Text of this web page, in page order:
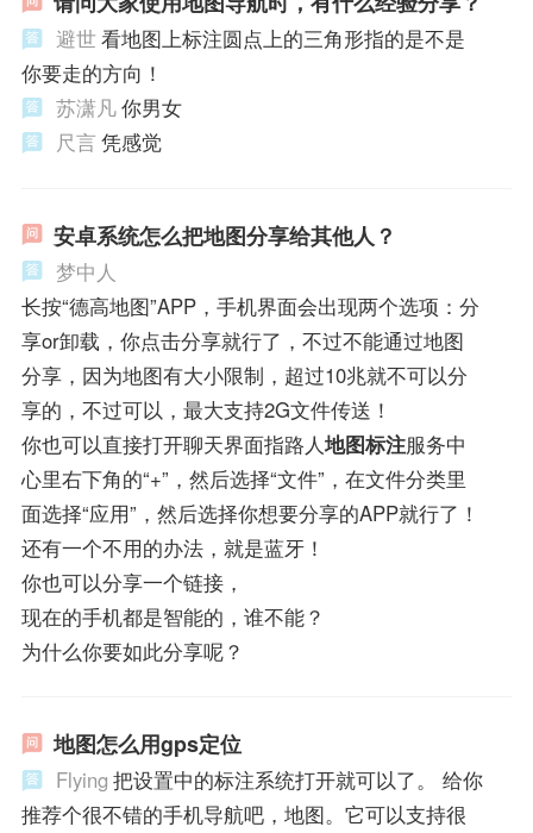
避世 看地图上标注圆点上的三角形指的是不是
你要走的方向！
苏潇凡你男女
尺言凭感觉
安卓系统怎么把地图分享给其他人？
梦中人
长按“德高地图”APP，手机界面会出现两个选项：分
享or卸载，你点击分享就行了，不过不能通过地图
分享，因为地图有大小限制，超过10兆就不可以分
享的，不过可以，最大支持2G文件传送！
你也可以直接打开聊天界面指路人地图标注服务中
心里右下角的“+”，然后选择“文件”，在文件分类里
面选择“应用”，然后选择你想要分享的APP就行了！
还有一个不用的办法，就是蓝牙！
你也可以分享一个链接，
现在的手机都是智能的，谁不能？
为什么你要如此分享呢？
地图怎么用gps定位
Flying 把设置中的标注系统打开就可以了。 给你
推荐个很不错的手机导航吧，地图。它可以支持很